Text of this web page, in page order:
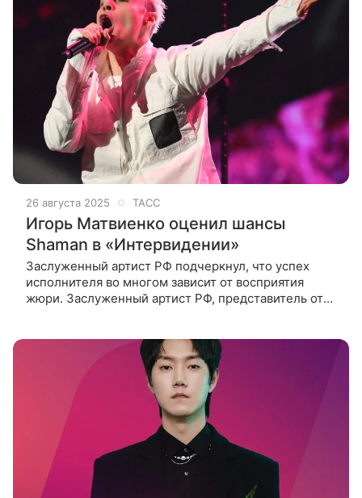
26 августа 2025 ТАСС
Игорь Матвиенко оценил шансы
Shaman в «Интервидении»
Заслуженный артист РФ подчеркнул, что успех
исполнителя во многом зависит от восприятия
жюри. Заслуженный артист РФ, представитель от
войти в пятерку финалистов в это